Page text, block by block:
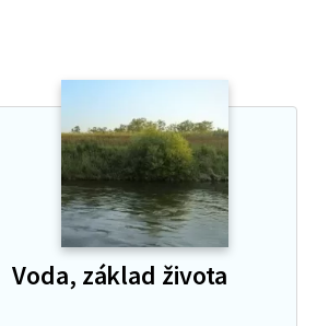
Voda, základ života